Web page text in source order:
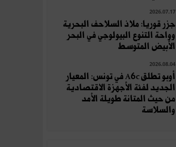
2026.07.17
جزر قوريا: ملاذ السلاحف البحرية
وواحة التنوع البيولوجي في البحر
الأبيض المتوسط
2026.08.04
أوبو تطلق A6c في تونس: المعيار
الجديد لفئة الأجهزة الاقتصادية
من حيث المتانة طويلة الأمد
والسلاسة